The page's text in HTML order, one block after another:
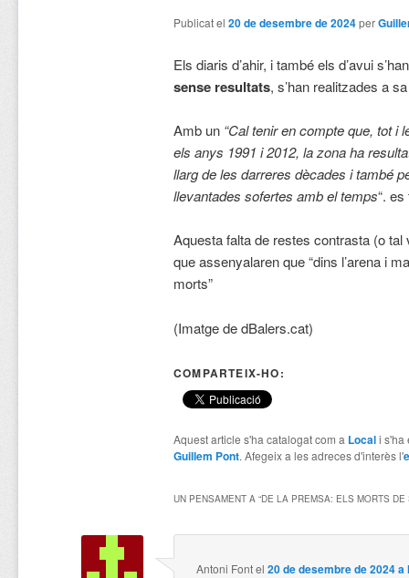
Publicat el 20 de desembre de 2024per
Els diaris d’ahir, i també els d’avui
sense resultats, s’han realitzades a
Amb un “Cal tenir en compte que, tot i
els anys 1991 i 2012, la zona ha
llarg de les darreres dècades i també
llevantades sofertes amb el temps“.
Aquesta falta de restes contrasta (o
que assenyalaren que “dins l’arena i
morts”
(Imatge de dBalers.cat)
COMPARTEIX-HO:
Aquest article s'ha catalogat com a Locali s'ha
Guillem Pont. Afegeix a les adreces d'interès l'
UN PENSAMENT A “DE LA PREMSA: ELS MORTS DE
Antoni Fontel20 de desembre de 2024 a